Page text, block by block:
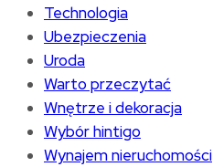
Technologia
Ubezpieczenia
Uroda
Warto przeczytać
Wnętrze i dekoracja
Wybór hintigo
Wynajem nieruchomości